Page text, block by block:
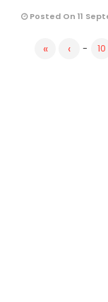
Posted On 11
« ‹ - 10